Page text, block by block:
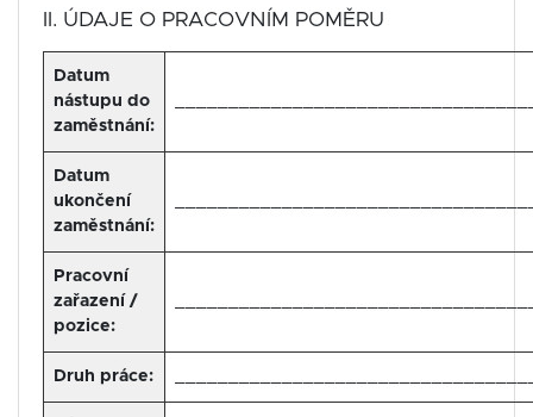
II. ÚDAJE O PRACOVNÍM POMĚRU
Datum
nástupu do
zaměstnání:
Datum
ukončení
zaměstnání:
Pracovní
zařazení /
pozice:
Druh práce: